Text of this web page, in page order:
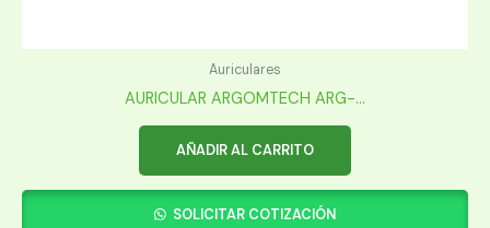
Auriculares
AURICULAR ARGOMTECH ARG-...
AÑADIR AL CARRITO
SOLICITAR COTIZACIÓN